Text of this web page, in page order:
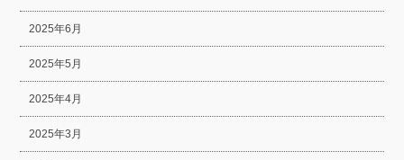
2025年6月
2025年5月
2025年4月
2025年3月